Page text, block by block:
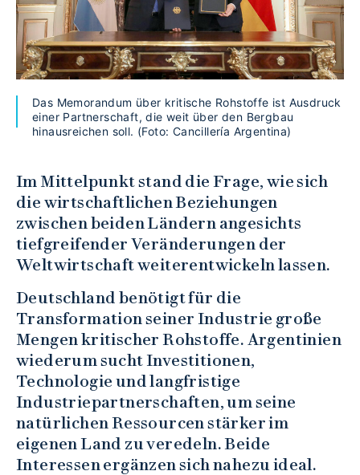
Das Memorandum über kritische Rohstoffe ist Ausdruck
einer Partnerschaft, die weit über den Bergbau
hinausreichen soll. (Foto: Cancillería Argentina)
Im Mittelpunkt stand die Frage, wie sich
die wirtschaftlichen Beziehungen
zwischen beiden Ländern angesichts
tiefgreifender Veränderungen der
Weltwirtschaft weiterentwickeln lassen.
Deutschland benötigt für die
Transformation seiner Industrie große
Mengen kritischer Rohstoffe. Argentinien
wiederum sucht Investitionen,
Technologie und langfristige
Industriepartnerschaften, um seine
natürlichen Ressourcen stärker im
eigenen Land zu veredeln. Beide
Interessen ergänzen sich nahezu ideal.